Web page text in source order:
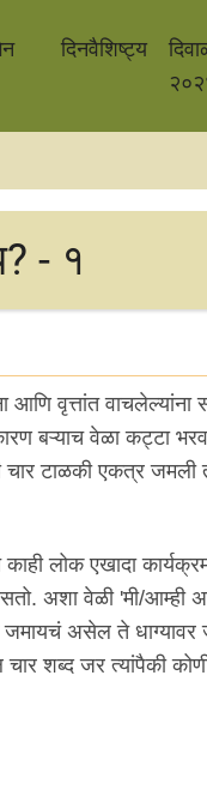
दिनवैशिष्ट्य
- १
आणि वृत्तांत
बऱ्याच वेळा कट्टा
टाळकी एकत्र जमली
लोक एखादा
अशा वेळी 'मी/
जमायचं असेल ते धाग्यावर
शब्द जर त्यांपैकी